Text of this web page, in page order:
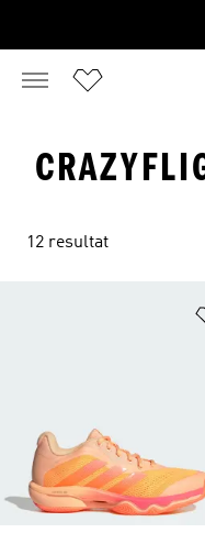
12 resultat